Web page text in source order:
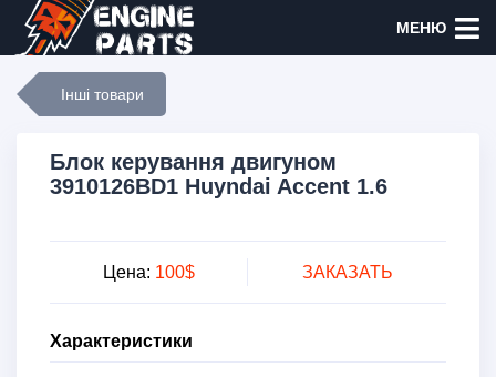
МЕНЮ
Інші товари
Блок керування двигуном
3910126BD1 Huyndai Accent 1.6
Цена: 100$ ЗАКАЗАТЬ
Характеристики